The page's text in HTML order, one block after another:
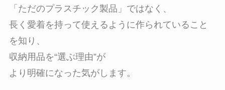
「ただのプラスチック製品」ではなく、
長く愛着を持って使えるように作られていること
を知り、
収納用品を“選ぶ理由”が
より明確になった気がします。